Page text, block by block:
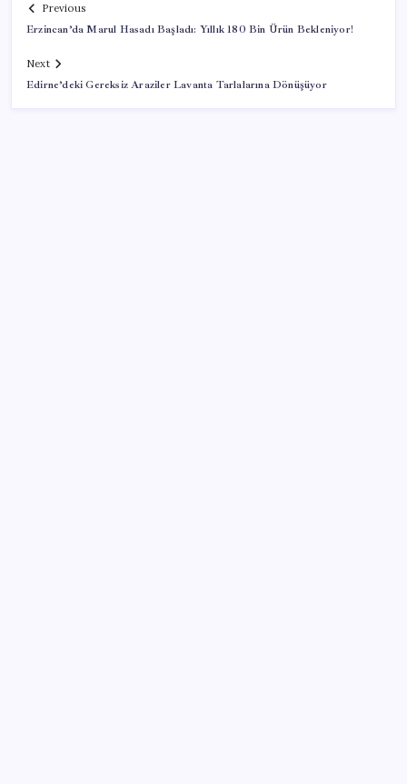
Previous
Erzincan’da Marul Hasadı Başladı: Yıllık 180 Bin Ürün Bekleniyor!
Next
Edirne’deki Gereksiz Araziler Lavanta Tarlalarına Dönüşüyor